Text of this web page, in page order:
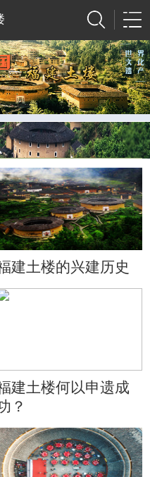
建土楼的兴建历史
建土楼何以申遗成
？